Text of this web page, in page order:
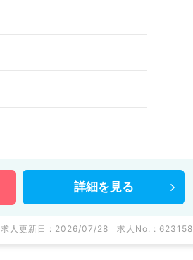
詳細を 見る
求人更新日 : 2026/07/28 求人No. : 623158